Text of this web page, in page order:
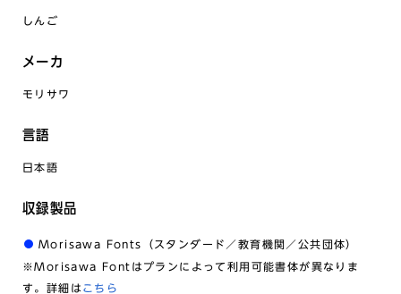
しんご
メーカ
モリサワ
言語
日本語
収録製品
Morisawa Fonts（スタンダード／教育機関／公共団体）
※Morisawa Fontはプランによって利用可能書体が異なりま
す。詳細は こちら